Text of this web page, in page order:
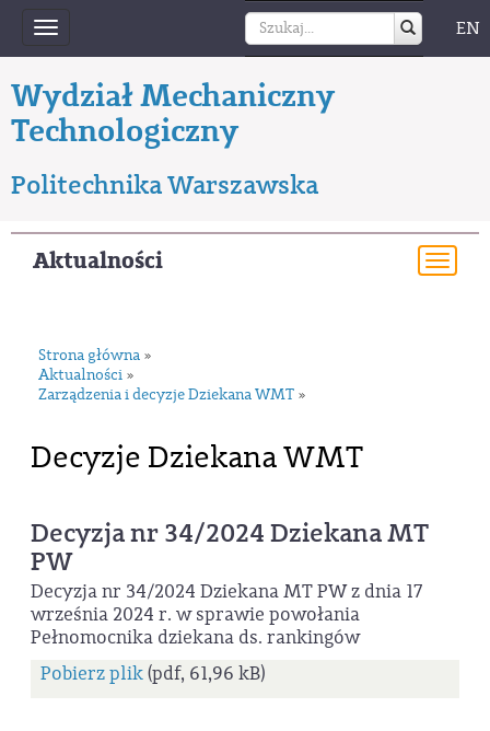
Toggle
navigation
EN
Wydział Mechaniczny
Technologiczny
Politechnika Warszawska
Aktualności
Strona główna »
Aktualności »
Zarządzenia i decyzje Dziekana WMT »
Decyzje Dziekana WMT
Decyzja nr 34/2024 Dziekana MT
PW
Decyzja nr 34/2024 Dziekana MT PW z dnia 17
września 2024 r. w sprawie powołania
Pełnomocnika dziekana ds. rankingów
Pobierz plik(pdf, 61,96 kB)